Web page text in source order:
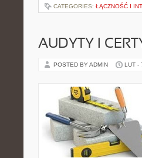
CATEGORIES: ŁĄCZNOŚĆ I
AUDYTY I
POSTED BY ADMIN LUT -